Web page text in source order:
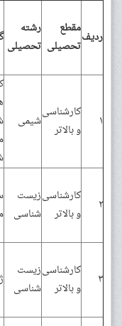
ردیف
مقطع
تحصیلی
رشته
تحصیلی
۱
کارشناسی
و بالاتر
شیمی
۲
کارشناسی
و بالاتر
زیست
شناسی
۳
کارشناسی
و بالاتر
زیست
شناسی